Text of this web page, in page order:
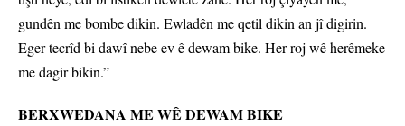
gundên me bombe dikin. Ewladên me qetil dikin an jî digirin.
Eger tecrîd bi dawî nebe ev ê dewam bike. Her roj wê herêmeke
me dagir bikin.”
BERXWEDANA ME WÊ DEWAM BIKE